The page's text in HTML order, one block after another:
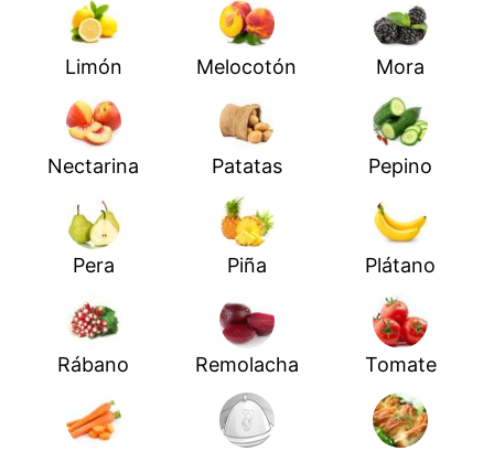
Limón Melocotón Mora
Nectarina Patatas Pepino
Pera Piña Plátano
Rábano Remolacha Tomate